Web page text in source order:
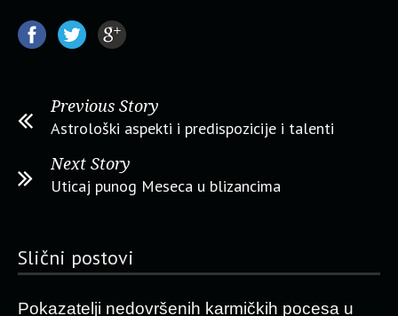
Previous Story
Astrološki aspekti i predispozicije i talenti
Next Story
Uticaj punog Meseca u blizancima
Slični postovi
Pokazatelji nedovršenih karmičkih pocesa u